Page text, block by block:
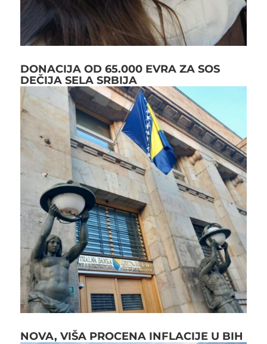
DONACIJA OD 65.000 EVRA ZA SOS
DEČIJA SELA SRBIJA
NOVA, VIŠA PROCENA INFLACIJE U BIH